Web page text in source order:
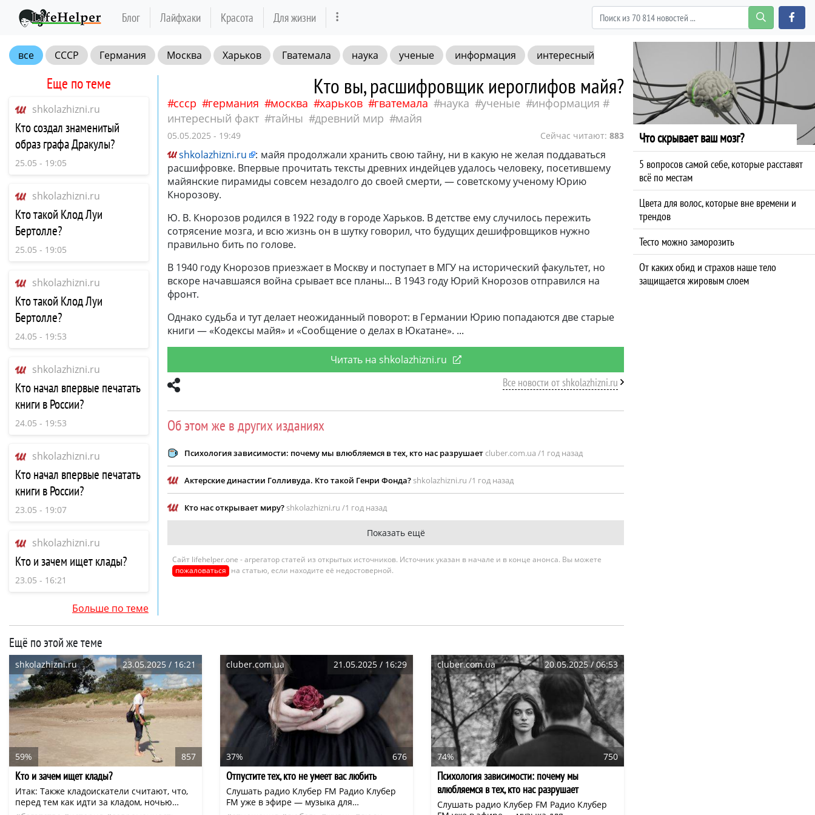
Блог Лайфхаки Красота Для жизни
все СССР Германия Москва Харьков Гватемала наука ученые информация
интересный
тайны Древний мир
Еще по теме
shkolazhizni.ru
Кто создал знаменитый
образ графа Дракулы?
25.05 - 19:05
shkolazhizni.ru
Кто такой Клод Луи
Бертолле?
25.05 - 19:05
shkolazhizni.ru
Кто такой Клод Луи
Бертолле?
24.05 - 19:53
shkolazhizni.ru
Кто начал впервые печатать
книги в России?
24.05 - 19:53
shkolazhizni.ru
Кто начал впервые печатать
книги в России?
23.05 - 19:07
shkolazhizni.ru
Кто и зачем ищет клады?
23.05 - 16:21
Больше по теме
Кто вы, расшифровщик иероглифов майя?
ссср германия москва харьков гватемала наука ученые
информация
интересный факт
тайны древний мир майя
05.05.2025 - 19:49 Сейчас читают: 883
shkolazhizni.ru : майя продолжали хранить свою тайну, ни в какую не желая поддаваться
расшифровке. Впервые прочитать тексты древних индейцев удалось человеку, посетившему
майянские пирамиды совсем незадолго до своей смерти, — советскому ученому Юрию
Кнорозову.
Ю. В. Кнорозов родился в 1922 году в городе Харьков. В детстве ему случилось пережить
сотрясение мозга, и всю жизнь он в шутку говорил, что будущих дешифровщиков нужно
правильно бить по голове.
В 1940 году Кнорозов приезжает в Москву и поступает в МГУ на исторический факультет, но
вскоре начавшаяся война срывает все планы… В 1943 году Юрий Кнорозов отправился на
фронт.
Однако судьба и тут делает неожиданный поворот: в Германии Юрию попадаются две старые
книги — «Кодексы майя» и «Сообщение о делах в Юкатане».
Читать на shkolazhizni.ru
Все новости от shkolazhizni.ru
Об этом же в других изданиях
Психология зависимости: почему мы влюбляемся в тех, кто нас разрушаетcluber.com.ua /1 год назад
Актерские династии Голливуда. Кто такой Генри Фонда?shkolazhizni.ru /1 год назад
Кто нас открывает миру?shkolazhizni.ru /1 год назад
Показать ещё
Сайт lifehelper.one - агрегатор статей из открытых источников. Источник указан в начале и в конце анонса. Вы можете
пожаловаться на статью, если находите её недостоверной.
Ещё по этой же теме
shkolazhizni.ru 23.05.2025 / 16:21
59% 857
Кто и зачем ищет клады?
Итак: Также кладоискатели считают, что,
перед тем как идти за кладом, ночью
cluber.com.ua 21.05.2025 / 16:29
37% 676
Отпустите тех, кто не умеет вас любить
Слушать радио Клубер FM Радио Клубер
FM уже в эфире — музыка для
cluber.com.ua 20.05.2025 / 06:53
74% 750
Психология зависимости: почему мы
влюбляемся в тех, кто нас разрушает
Слушать радио Клубер FM Радио Клубер
Что скрывает ваш мозг?
5 вопросов самой себе, которые расставят
всё по местам
Цвета для волос, которые вне времени и
трендов
Тесто можно заморозить
От каких обид и страхов наше тело
защищается жировым слоем